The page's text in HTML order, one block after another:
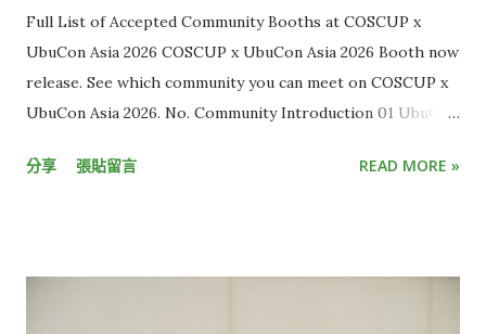
播約延遲 5 到 10 秒，而 YouTube、LINE、Twitch 等多數
OTT 平台，延遲大多介於 15 秒至 30 秒，距離延遲秒數低於 3
秒的「超低延遲」（Ultra Low Latency）標準，還有一大段距
離，這也讓現有直播內容的互動效果有限。 但想克服延遲並不容
所需流程多到難以想像。 KKStream 執行副總李卓軒 Kevin C.H.
Full List of Accepted Community Booths at COSCUP x
UbuCon Asia 2026 COSCUP x UbuCon Asia 2026 Booth now
release. See which community you can meet on COSCUP x
UbuCon Asia 2026. No. Community Introduction 01 UbuCon
HackMD 03 Cloud Native Taiwan User Group x WasmEdge
分享 張貼留言 READ MORE »